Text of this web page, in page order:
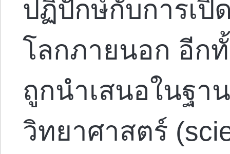
ปฏิปักษ์กับการเปิ
โลกภายนอก อีกทั้
ถูกนำเสนอในฐา
วิทยาศาสตร์